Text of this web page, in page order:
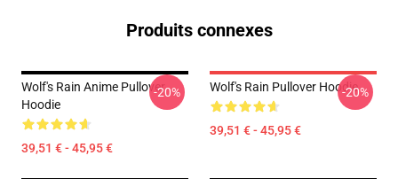
Produits connexes
Wolf's Rain Anime Pullover
Hoodie
39,51 € - 45,95 €
-20% Wolf's Rain Pullover Hoodie
39,51 € - 45,95 €
-20%